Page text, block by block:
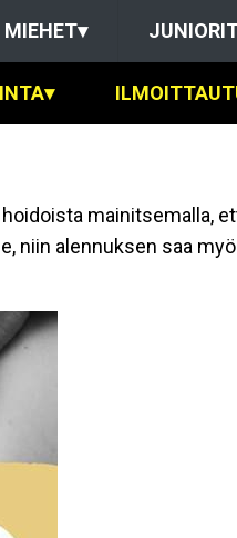
MIEHET▾
▾
mainitsemalla,
niin alennuksen saa